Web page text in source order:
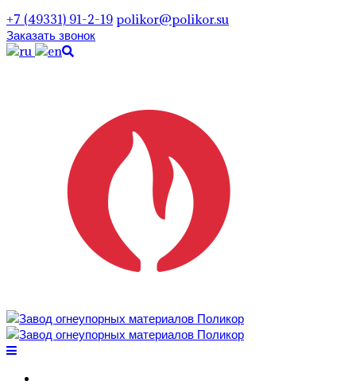
+7 (49331) 91-2-19 polikor@polikor.su
Заказать звонок